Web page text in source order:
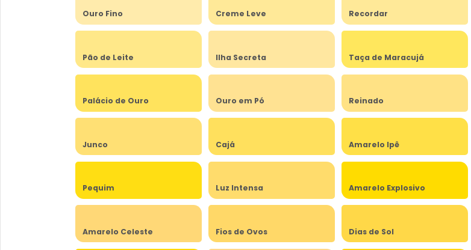
Ouro Fino Creme Leve Recordar
Pão de Leite Ilha Secreta Taça de Maracujá
Palácio de Ouro Ouro em Pó Reinado
Junco Cajá Amarelo Ipê
Pequim Luz Intensa Amarelo Explosivo
Amarelo Celeste Fios de Ovos Dias de Sol